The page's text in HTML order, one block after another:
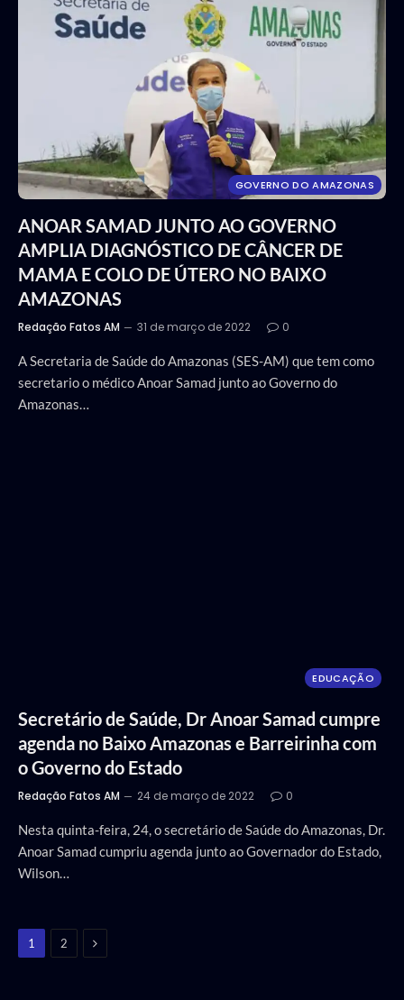
GOVERNO DO AMAZONAS
ANOAR SAMAD JUNTO AO GOVERNO
AMPLIA DIAGNÓSTICO DE CÂNCER DE
MAMA E COLO DE ÚTERO NO BAIXO
AMAZONAS
Redação Fatos AM 31 de março de 2022 0
A Secretaria de Saúde do Amazonas (SES-AM) que tem como
secretario o médico Anoar Samad junto ao Governo do
Amazonas…
EDUCAÇÃO
Secretário de Saúde, Dr Anoar Samad cumpre
agenda no Baixo Amazonas e Barreirinha com
o Governo do Estado
Redação Fatos AM 24 de março de 2022 0
Nesta quinta-feira, 24, o secretário de Saúde do Amazonas, Dr.
Anoar Samad cumpriu agenda junto ao Governador do Estado,
Wilson…
1 2 Next